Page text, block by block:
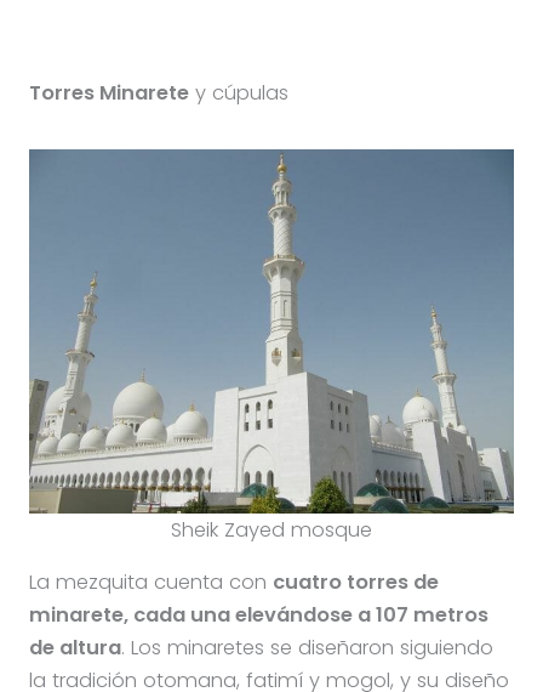
Torres Minaretey cúpulas
Sheik Zayed mosque
La mezquita cuenta con cuatro torres de
minarete, cada una elevándose a 107 metros
de altura. Los minaretes se diseñaron siguiendo
la tradición otomana, fatimí y mogol, y su diseño